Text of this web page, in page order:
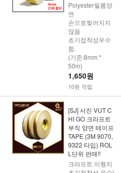
Polyester필름양
면
손으로찢어지지
않음
초기접착성우수
함.
(기준:8mm *
50m)
1,650원
10원 적립
[SJ] 서진 VUT C
HI GO 크라프트
부직 양면 테이프
TAPE (3M 9070,
9322 타입) ROL
L단위 판매!!
크라프트 이형지